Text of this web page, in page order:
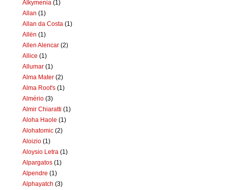
Alkymenia (1)
Allan (1)
Allan da Costa (1)
Allën (1)
Allen Alencar (2)
Allice (1)
Allumar (1)
Alma Mater (2)
Alma Root's (1)
Almério (3)
Almir Chiaratti (1)
Aloha Haole (1)
Alohatomic (2)
Aloizio (1)
Aloysio Letra (1)
Alpargatos (1)
Alpendre (1)
Alphayatch (3)